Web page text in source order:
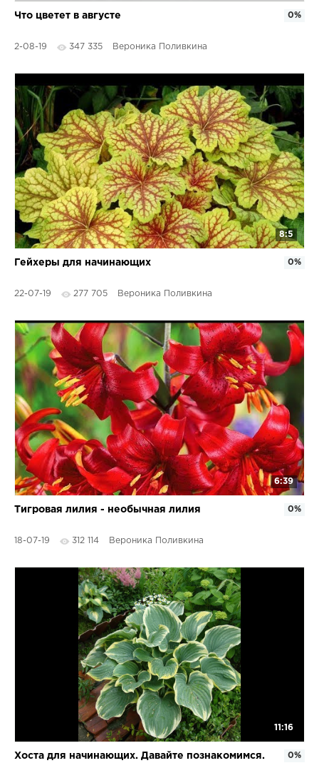
Что цветет в августе
2-08-19 347 335 Вероника Поливкина
0%
8:5
Гейхеры для начинающих
22-07-19 277 705 Вероника Поливкина
0%
6:39
Тигровая лилия - необычная лилия
18-07-19 312 114 Вероника Поливкина
0%
11:16
Хоста для начинающих. Давайте познакомимся. 0%